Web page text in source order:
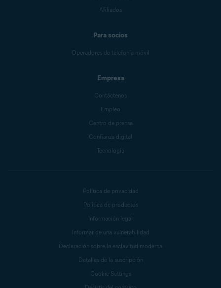
Afiliados
Para socios
Operadores de telefonía móvil
Empresa
Contáctenos
Empleo
Centro de prensa
Confianza digital
Tecnología
Política de privacidad
Política de productos
Información legal
Informar de una vulnerabilidad
Declaración sobre la esclavitud moderna
Detalles de la suscripción
Cookie Settings